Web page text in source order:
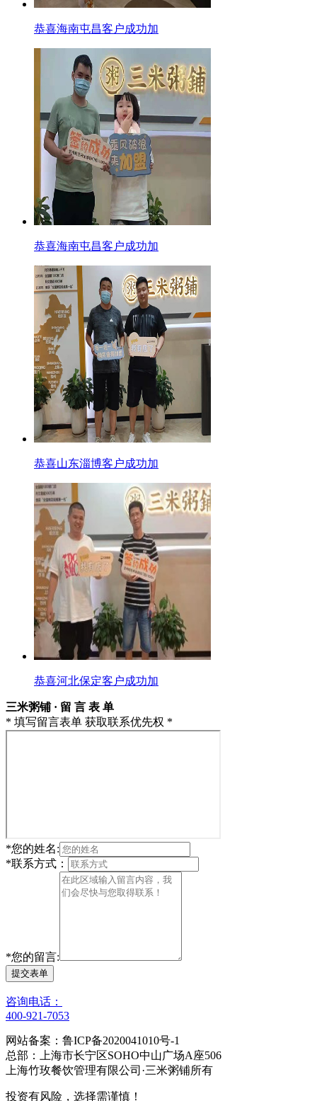
恭喜海南屯昌客户成功加
恭喜海南屯昌客户成功加
恭喜山东淄博客户成功加
恭喜河北保定客户成功加
三米粥铺 · 留 言 表 单
* 填写留言表单 获取联系优先权 *
*您的姓名:
*联系方式：
*您的留言:
提交表单
咨询电话：
400-921-7053
网站备案：鲁ICP备2020041010号-1
总部：上海市长宁区SOHO中山广场A座506
上海竹玫餐饮管理有限公司·三米粥铺所有
投资有风险，选择需谨慎！